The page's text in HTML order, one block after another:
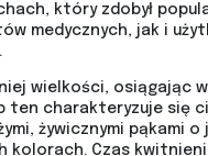
który zdobył
medycznych, jak i
wielkości, osiągając
ten charakteryzuje się
żywicznymi pąkami
kolorach. Czas